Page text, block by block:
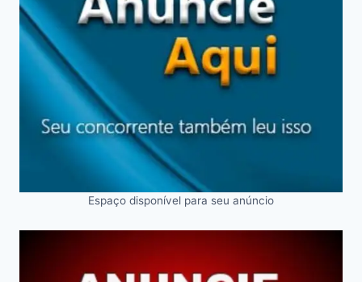
Espaço disponível para seu anúncio